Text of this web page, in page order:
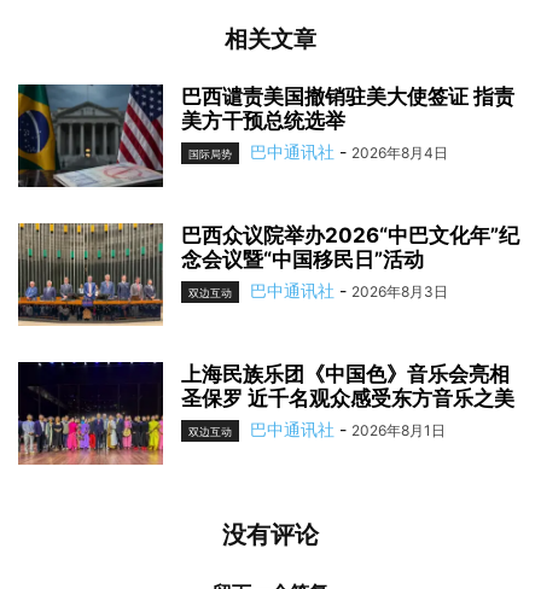
相关文章
巴西谴责美国撤销驻美大使签证 指责
美方干预总统选举
国际局势 巴中通讯社 - 2026年8月4日
巴西众议院举办2026“中巴文化年”纪
念会议暨“中国移民日”活动
双边互动 巴中通讯社 - 2026年8月3日
上海民族乐团《中国色》音乐会亮相
圣保罗 近千名观众感受东方音乐之美
双边互动 巴中通讯社 - 2026年8月1日
没有评论